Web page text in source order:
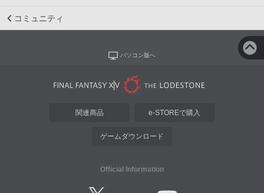
コミュニティ
パソコン版へ
関連商品 e-STOREで購入
ゲームダウンロード
Official Information